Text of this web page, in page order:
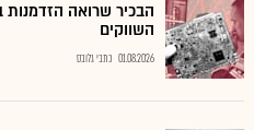
הבכיר שרואה
השווקים
01.08.2026 כתבי גלובס